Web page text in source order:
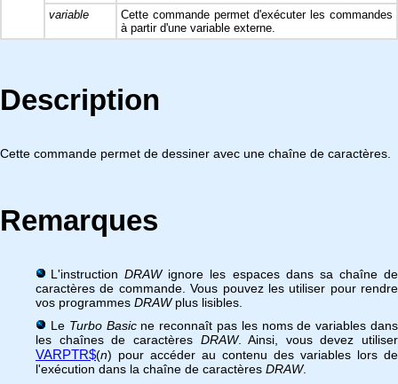
variable
Cette commande permet d'exécuter les commandes
à partir d'une variable externe.
Description
Cette commande permet de dessiner avec une chaîne de caractères.
Remarques
L'instructionDRAWignore les espaces dans sa chaîne de
caractères de commande. Vous pouvez les utiliser pour rendre
vos programmes DRAWplus lisibles.
Le Turbo Basicne reconnaît pas les noms de variables dans
les chaînes de caractères DRAW. Ainsi, vous devez utiliser
VARPTR$(n) pour accéder au contenu des variables lors de
l'exécution dans la chaîne de caractères DRAW.